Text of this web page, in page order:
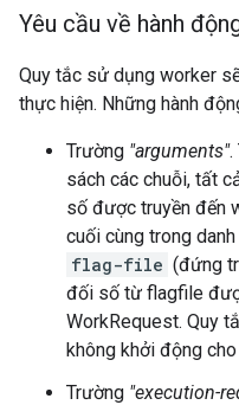
Yêu cầu về hành
Quy tắc sử dụng worker
thực hiện. Những hành
Trường "arguments".
sách các chuỗi, tất
số được truyền đến
cuối cùng trong
flag-file (đứng
đối số từ flagfile
WorkRequest. Quy
không khởi động
Trường "execution-